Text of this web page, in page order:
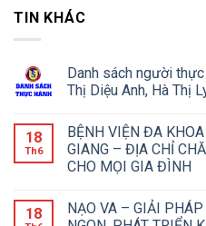
TIN KHÁC
Danh sách người
Thị Diệu Anh, Hà Thị
18
Th6
BỆNH VIỆN ĐA
GIANG – ĐỊA CHỈ
CHO MỌI GIA ĐÌNH
18
NẠO VA – GIẢI